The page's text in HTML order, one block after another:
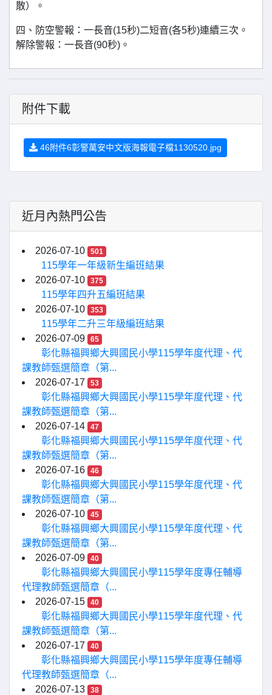
散）。
四、防空警報：一長音(15秒)二短音(各5秒)連續三次。
解除警報：一長音(90秒)。
附件下載
46附件6彰警萬安中文版海報電子檔1130520.jpg
近月內熱門公告
2026-07-10 501
115學年一年級新生編班結果
2026-07-10
375
115學年四升五編班結果
2026-07-10
353
115學年二升三年級編班結果
2026-07-09
65
彰化縣福興鄉大興國民小學115學年度代理、代
課教師甄選簡章（第...
2026-07-17
53
彰化縣福興鄉大興國民小學115學年度代理、代
課教師甄選簡章（第...
2026-07-14
47
彰化縣福興鄉大興國民小學115學年度代理、代
課教師甄選簡章（第...
2026-07-16
46
彰化縣福興鄉大興國民小學115學年度代理、代
課教師甄選簡章（第...
2026-07-10
45
彰化縣福興鄉大興國民小學115學年度代理、代
課教師甄選簡章（第...
2026-07-09
40
彰化縣福興鄉大興國民小學115學年度專任輔導
代理教師甄選簡章（...
2026-07-15
40
彰化縣福興鄉大興國民小學115學年度代理、代
課教師甄選簡章（第...
2026-07-17
40
彰化縣福興鄉大興國民小學115學年度專任輔導
代理教師甄選簡章（...
2026-07-13
38